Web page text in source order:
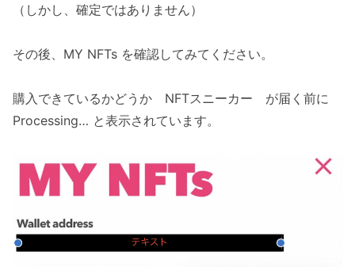
（しかし、確定ではありません）
その後、MY NFTs を確認してみてください。
購入できているかどうか NFTスニーカー が届く前に
Processing… と表示されています。